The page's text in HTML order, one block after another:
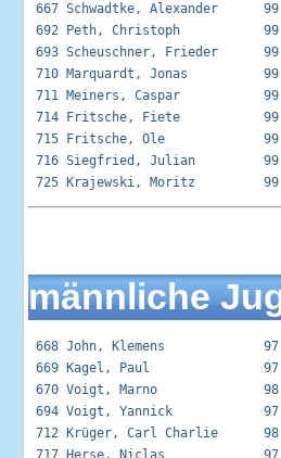
667 Schwadtke, Alexander
692 Peth, Christoph           99
693 Scheuschner, Frieder
710 Marquardt, Jonas
711 Meiners, Caspar
714 Fritsche, Fiete           99
715 Fritsche, Ole             99
716 Siegfried, Julian         99
männliche
668 John, Klemens
669 Kagel, Paul               97
670 Voigt, Marno
694 Voigt, Yannick            97
712 Krüger, Carl Charlie